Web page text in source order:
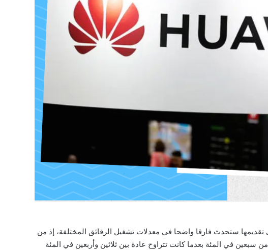
تقديمها ستحدث فارقا واضحا في معدلات تشغيل الرقائق المختلفة، إذ من
في المئة بعدما كانت تتراوح عادة بين ثلاثين وأربعين في المئة